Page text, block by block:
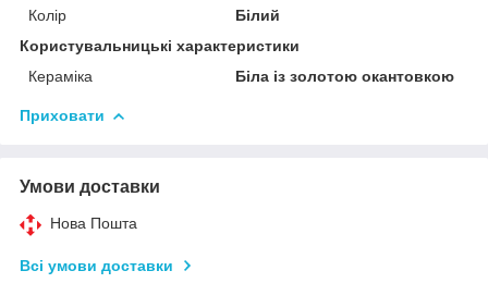
Колір
Білий
Користувальницькі характеристики
Кераміка
Біла із золотою окантовкою
Приховати
Умови доставки
Нова Пошта
Всі умови доставки